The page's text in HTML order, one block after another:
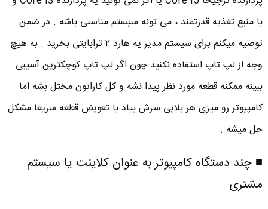
با منبع تغذیه قدرتمند ، می تونه سیستم مناسبی باشه . در ضمن
توصیه میکنم برای سیستم مدیر یه هارد ۲ ترابایتی بخرید . به هیچ
وجه از لپ تاپ استفاده نکنید چون اگر لپ تاپ کوچکترین آسیبی
ببینه ممکنه قطعه مورد نظر پیدا نشه و کل کاراتون مختل بشه اما
کامپیوتر رو میزی هر بلایی سرش بیاد با تعویض قطعه سریعا مشکل
حل میشه .
■ چند دستگاه کامپیوتر به عنوان کلاینت یا سیستم
مشتری